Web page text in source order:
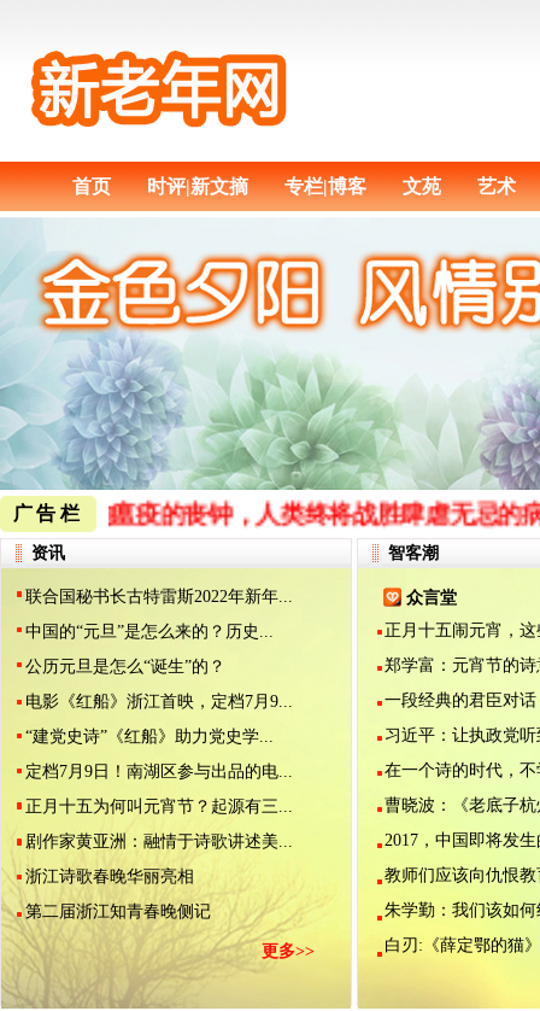
首页 时评|新文摘 专栏|博客 文苑 艺术
广告栏
响瘟疫的丧钟，人类终将战胜肆虐无忌的病
资讯
联合国秘书长古特雷斯2022年新年...
中国的“元旦”是怎么来的？历史...
公历元旦是怎么“诞生”的？
电影《红船》浙江首映，定档7月9...
“建党史诗”《红船》助力党史学...
定档7月9日！南湖区参与出品的电...
正月十五为何叫元宵节？起源有三...
剧作家黄亚洲：融情于诗歌讲述美...
浙江诗歌春晚华丽亮相
第二届浙江知青春晚侧记
更多>>
智客潮
众言堂
正月十五闹元宵，
郑学富：元宵节的诗
一段经典的君臣对话
习近平：让执政党
在一个诗的时代，不
曹晓波：《老底子杭
2017，中国即将发
教师们应该向仇恨教
朱学勤：我们该如何
白刃:《薛定鄂的猫